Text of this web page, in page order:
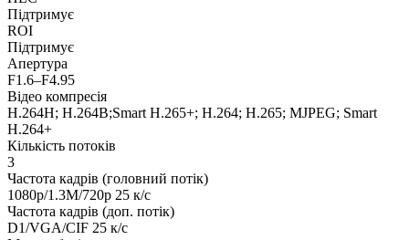
Підтримує
ROI
Підтримує
Апертура
F1.6–F4.95
Відео компресія
H.264H; H.264B;Smart H.265+; H.264; H.265; MJPEG; Smart
H.264+
Кількість потоків
3
Частота кадрів (головний потік)
1080p/1.3M/720p 25 к/с
Частота кадрів (доп. потік)
D1/VGA/CIF 25 к/с